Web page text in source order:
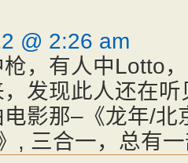
@ 2:26 am
，有人中Lotto
发现此人还在
影那–《龙年/
, 三合一，总有